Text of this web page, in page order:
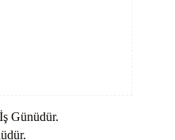
Günüdür.